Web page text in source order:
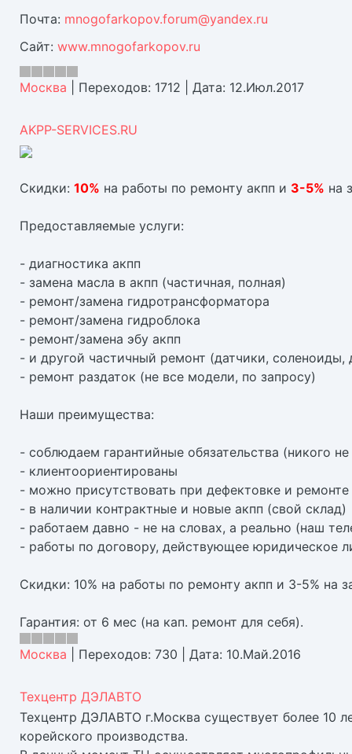
Почта: mnogofarkopov.forum@yandex.ru
Сайт: www.mnogofarkopov.ru
Москва Переходов: 1712 Дата: 12.Июл.2017
AKPP-SERVICES.RU
Скидки: 10% на работы по ремонту акпп и 3-5% на
Предоставляемые услуги:
- диагностика акпп
- замена масла в акпп (частичная, полная)
- ремонт/замена гидротрансформатора
- ремонт/замена гидроблока
- ремонт/замена эбу акпп
- и другой частичный ремонт (датчики,
- ремонт раздаток (не все модели, по запросу)
Наши преимущества:
- соблюдаем гарантийные обязательства (никого
- клиентоориентированы
- можно присутствовать при дефектовке и ремонте
- в наличии контрактные и новые акпп (свой склад)
- работаем давно - не на словах, а реально (наш
- работы по договору, действующее юридическое
Скидки: 10% на работы по ремонту акпп и 3-5% на
Гарантия: от 6 мес (на кап. ремонт для себя).
Москва Переходов: 730 Дата: 10.Май.2016
Техцентр ДЭЛАВТО
Техцентр ДЭЛАВТО г.Москва существует более 10
корейского производства.